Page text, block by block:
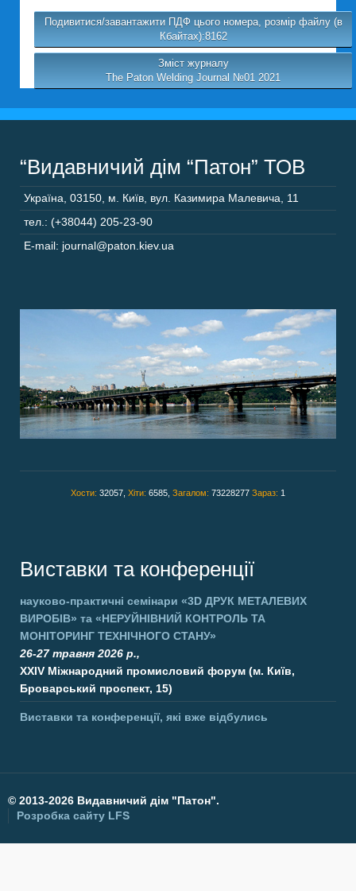
Подивитися/завантажити ПДФ цього номера, розмір файлу (в
Кбайтах):8162
Зміст журналу
The Paton Welding Journal №01 2021
“Видавничий дім “Патон” ТОВ
Україна 03150 м. Київ, вул. Казимира Малевича, 11
тел.: (+38044) 205-23-90
E-mail: journal@paton.kiev.ua
Хости: 32057, Хіти: 6585, Загалом: 73228277 Зараз: 1
Виставки та конференції
науково-практичні семінари «3D ДРУК МЕТАЛЕВИХ
ВИРОБІВ» та «НЕРУЙНІВНИЙ КОНТРОЛЬ ТА
МОНІТОРИНГ ТЕХНІЧНОГО СТАНУ»
26-27 травня 2026 р.,
XXIV Міжнародний промисловий форум (м. Київ,
Броварський проспект, 15)
Виставки та конференції, які вже відбулись
© 2013-2026 Видавничий дім "Патон".
Розробка сайту LFS